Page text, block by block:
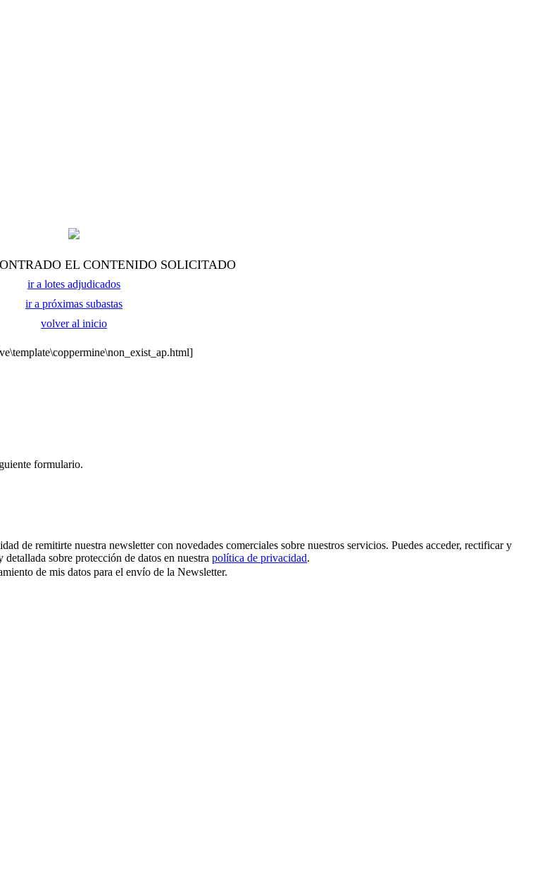
EL CONTENIDO SOLICITADO
ir a lotes adjudicados
ir a próximas subastas
volver al inicio
formulario.
de remitirte nuestra newsletter con novedades comerciales sobre nuestros servicios. Puedes acceder, rectificar y
sobre protección de datos en nuestra política de privacidad.
de mis datos para el envío de la Newsletter.